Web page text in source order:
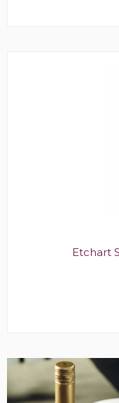
Etchart